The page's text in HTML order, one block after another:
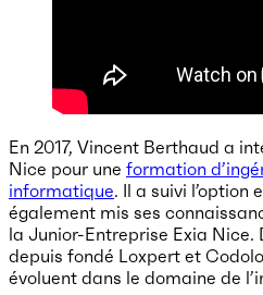
En 2017, Vincent Berthaud a
Nice pour une formation
informatique. Il a suivi l’option
également mis ses
la Junior-Entreprise Exia Nice.
depuis fondé Loxpert et
évoluent dans le domaine de